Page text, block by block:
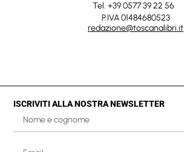
Tel. +39 0577 39 22 56
P.IVA 01484680523
redazione@toscanalibri.it
ISCRIVITI ALLA NOSTRA NEWSLETTER